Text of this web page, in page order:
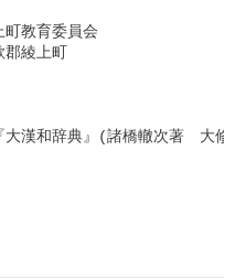
教育委員会
綾上町
和辞典』(諸橋轍次著　大修